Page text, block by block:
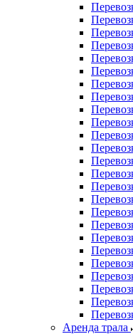
Аренда трала